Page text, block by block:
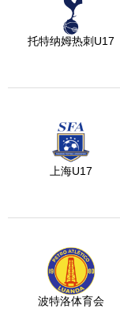
托特纳姆热刺U17
上海U17
波特洛体育会